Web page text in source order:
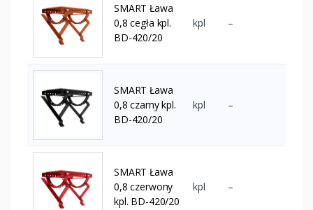
SMART Ława
0,8 cegła kpl.
BD-420/20
kpl –
SMART Ława
0,8 czarny kpl.
BD-420/20
kpl –
SMART Ława
0,8 czerwony
kpl. BD-420/20
kpl –